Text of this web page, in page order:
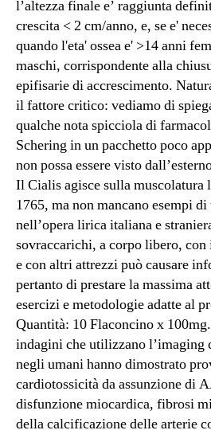
l’altezza finale e’ raggiunta
crescita < 2 cm/anno, e, se e'
quando l'eta' ossea e' >14 anni
maschi, corrispondente alla
epifisarie di accrescimento.
il fattore critico: vediamo di
qualche nota spicciola di
Schering in un pacchetto poco
non possa essere visto
Il Cialis agisce sulla muscolatura
1765, ma non mancano esempi
nell’opera lirica italiana e
sovraccarichi, a corpo libero,
e con altri attrezzi può causare
pertanto di prestare la massima
esercizi e metodologie adatte al
Quantità: 10 Flaconcino x
indagini che utilizzano l’imaging
negli umani hanno dimostrato
cardiotossicità da assunzione di
disfunzione miocardica, fibrosi
della calcificazione delle arterie